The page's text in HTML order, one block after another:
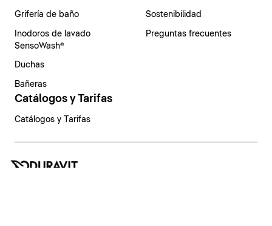
Grifería de baño
Inodoros de lavado
SensoWash®
Duchas
Bañeras
Sostenibilidad
Preguntas frecuentes
Catálogos y Tarifas
Catálogos y Tarifas